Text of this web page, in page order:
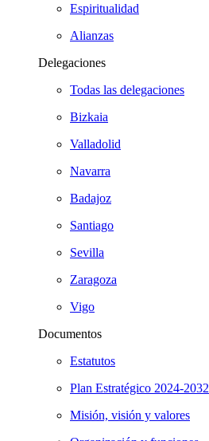
Espiritualidad
Alianzas
Delegaciones
Todas las delegaciones
Bizkaia
Valladolid
Navarra
Badajoz
Santiago
Sevilla
Zaragoza
Vigo
Documentos
Estatutos
Plan Estratégico 2024-2032
Misión, visión y valores